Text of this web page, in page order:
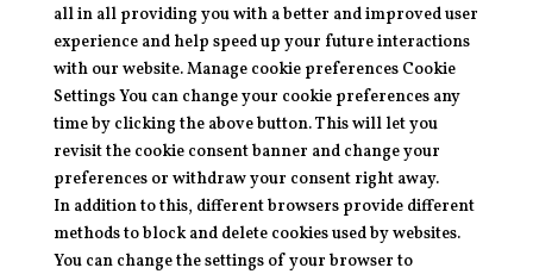
all in all providing you with a better and improved user
experience and help speed up your future interactions
with our website. Manage cookie preferences Cookie
Settings You can change your cookie preferences any
time by clicking the above button. This will let you
revisit the cookie consent banner and change your
preferences or withdraw your consent right away.
In addition to this, different browsers provide different
methods to block and delete cookies used by websites.
You can change the settings of your browser to